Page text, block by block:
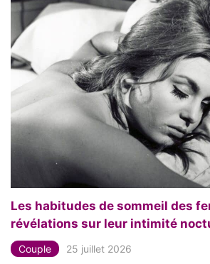
Les habitudes de sommeil des
révélations sur leur intimité
Couple 25 juillet 2026